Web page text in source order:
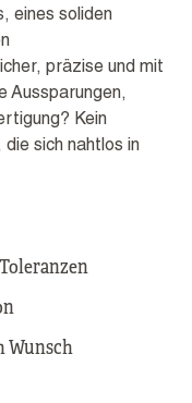
eines soliden
präzise und mit
Aussparungen,
Kein
sich nahtlos in
Wunsch